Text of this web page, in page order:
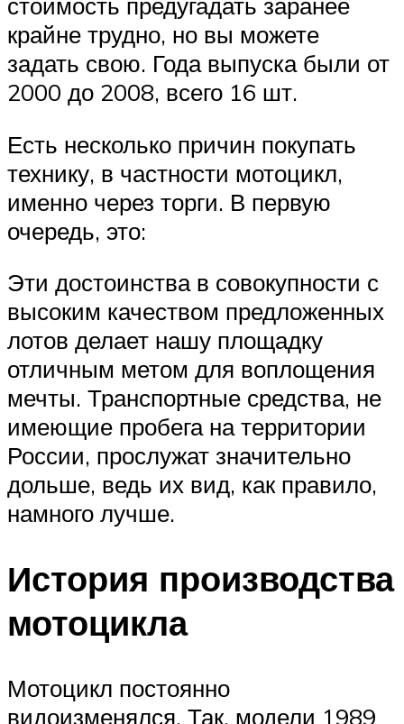
крайне трудно, но вы можете
задать свою. Года выпуска были от
2000 до 2008, всего 16 шт.
Есть несколько причин покупать
технику, в частности мотоцикл,
именно через торги. В первую
очередь, это:
Эти достоинства в совокупности с
высоким качеством предложенных
лотов делает нашу площадку
отличным метом для воплощения
мечты. Транспортные средства, не
имеющие пробега на территории
России, прослужат значительно
дольше, ведь их вид, как правило,
намного лучше.
История производства
мотоцикла
Мотоцикл постоянно
видоизменялся. Так, модели 1989